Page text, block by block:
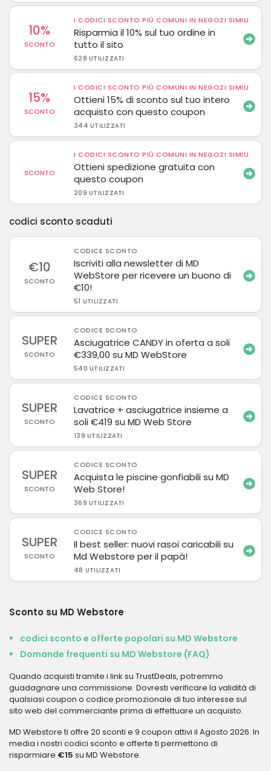
10%
SCONTO
I CODICI SCONTO PIÙ COMUNI IN NEGOZI SIMILI
Risparmia il 10% sul tuo ordine in
tutto il sito
628 UTILIZZATI
15%
SCONTO
I CODICI SCONTO PIÙ COMUNI IN NEGOZI SIMILI
Ottieni 15% di sconto sul tuo intero
acquisto con questo coupon
344 UTILIZZATI
SCONTO
I CODICI SCONTO PIÙ COMUNI IN NEGOZI SIMILI
Ottieni spedizione gratuita con
questo coupon
209 UTILIZZATI
codici sconto scaduti
€10
SCONTO
CODICE SCONTO
Iscriviti alla newsletter di MD
WebStore per ricevere un buono di
€10!
51 UTILIZZATI
SUPER
SCONTO
CODICE SCONTO
Asciugatrice CANDY in oferta a soli
€339,00 su MD WebStore
540 UTILIZZATI
SUPER
SCONTO
CODICE SCONTO
Lavatrice + asciugatrice insieme a
soli €419 su MD Web Store
139 UTILIZZATI
SUPER
SCONTO
CODICE SCONTO
Acquista le piscine gonfiabili su MD
Web Store!
369 UTILIZZATI
SUPER
SCONTO
CODICE SCONTO
Il best seller: nuovi rasoi caricabili su
Md Webstore per il papà!
48 UTILIZZATI
Sconto su MD Webstore
codici sconto e offerte popolari su MD Webstore
Domande frequenti su MD Webstore (FAQ)
Quando acquisti tramite i link su TrustDeals, potremmo
guadagnare una commissione. Dovresti verificare la validità di
qualsiasi coupon o codice promozionale di tuo interesse sul
sito web del commerciante prima di effettuare un acquisto.
MD Webstore ti offre 20 sconti e 9 coupon attivi il Agosto 2026. In
media i nostri codici sconto e offerte ti permettono di
risparmiare €15 su MD Webstore.